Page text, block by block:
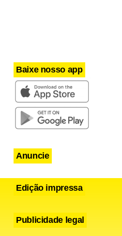
Baixe nosso app
Anuncie
Edição impressa
Publicidade legal